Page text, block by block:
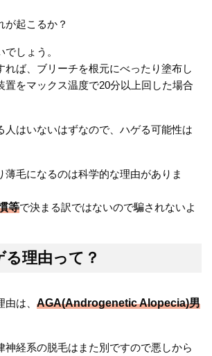
が起こるか？
しょう。
れば、ブリーチを根元にべったり塗布し
置をマックス温度で20分以上回した場合
人はいないはずなので、ハゲる可能性は
薄毛になるのは科学的な理由がありま
等で決まる訳ではないので騙されないよ
る理由って？
は、 AGA(Androgenetic Alopecia)男
神経系の脱毛はまた別ですので悪しから